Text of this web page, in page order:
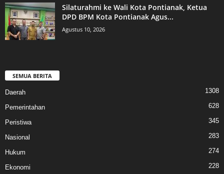
Silaturahmi ke Wali Kota Pontianak, Ketua
DPD BPM Kota Pontianak Agus...
Agustus 10, 2026
SEMUA BERITA
Daerah 1308
Pemerintahan 628
Peristiwa 345
Nasional 283
Hukum 274
Ekonomi 228